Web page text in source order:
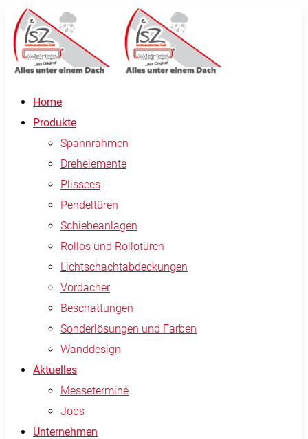
Home
Produkte
Spannrahmen
Drehelemente
Plissees
Pendeltüren
Schiebeanlagen
Rollos und Rollotüren
Lichtschachtabdeckungen
Vordächer
Beschattungen
Sonderlösungen und Farben
Wanddesign
Aktuelles
Messetermine
Jobs
Unternehmen